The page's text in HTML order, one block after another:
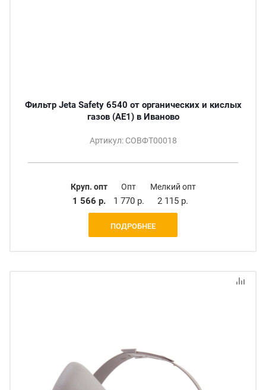
Фильтр Jeta Safety 6540 от органических и кислых
газов (AE1) в Иваново
Артикул: СОВФТ00018
Круп. опт
1 566 р.
Опт
1 770 р.
Мелкий опт
2 115 р.
ПОДРОБНЕЕ